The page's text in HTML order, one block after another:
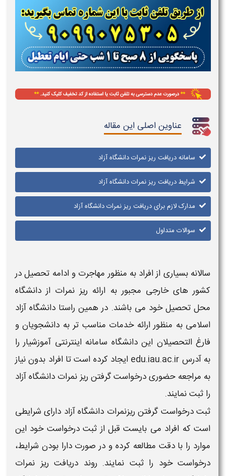
عناوین اصلی این مقاله
سامانه دریافت ریز نمرات دانشگاه آزاد
شرایط دریافت ریز نمرات دانشگاه آزاد
مدارک لازم برای دریافت ریز نمرات دانشگاه آزاد
سوالات متداول
سالانه بسیاری از افراد به منظور مهاجرت و ادامه تحصیل در
کشور های خارجی مجبور به ارائه ریز نمرات از دانشگاه
محل تحصیل خود می باشند. در همین راستا دانشگاه آزاد
اسلامی به منظور ارائه خدمات مناسب تر به دانشجویان و
فارغ التحصیلان ایندانشگاه سامانهاینترنتی آموزشیار را
به آدرس edu.iau.ac.ir ایجاد کرده است تا افراد بدون نیاز
به مراجعه حضوری درخواست گرفتن ریز نمرات دانشگاه آزاد
را ثبت نمایند.
ثبت درخواست گرفتن ریزنمرات دانشگاه آزاد دارای شرایطی
است که افراد می بایست قبل از ثبت درخواست خود این
موارد را با دقت مطالعه کرده و در صورت دارا بودن شرایط،
درخواست خود را ثبت نمایند. روند دریافت ریز نمرات